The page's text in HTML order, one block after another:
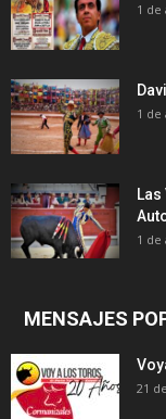
1 de
1 de
1 de
MENSAJES
21